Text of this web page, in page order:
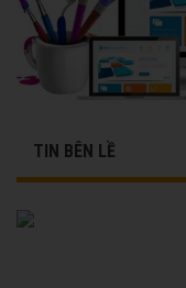
TIN BÊN LỀ